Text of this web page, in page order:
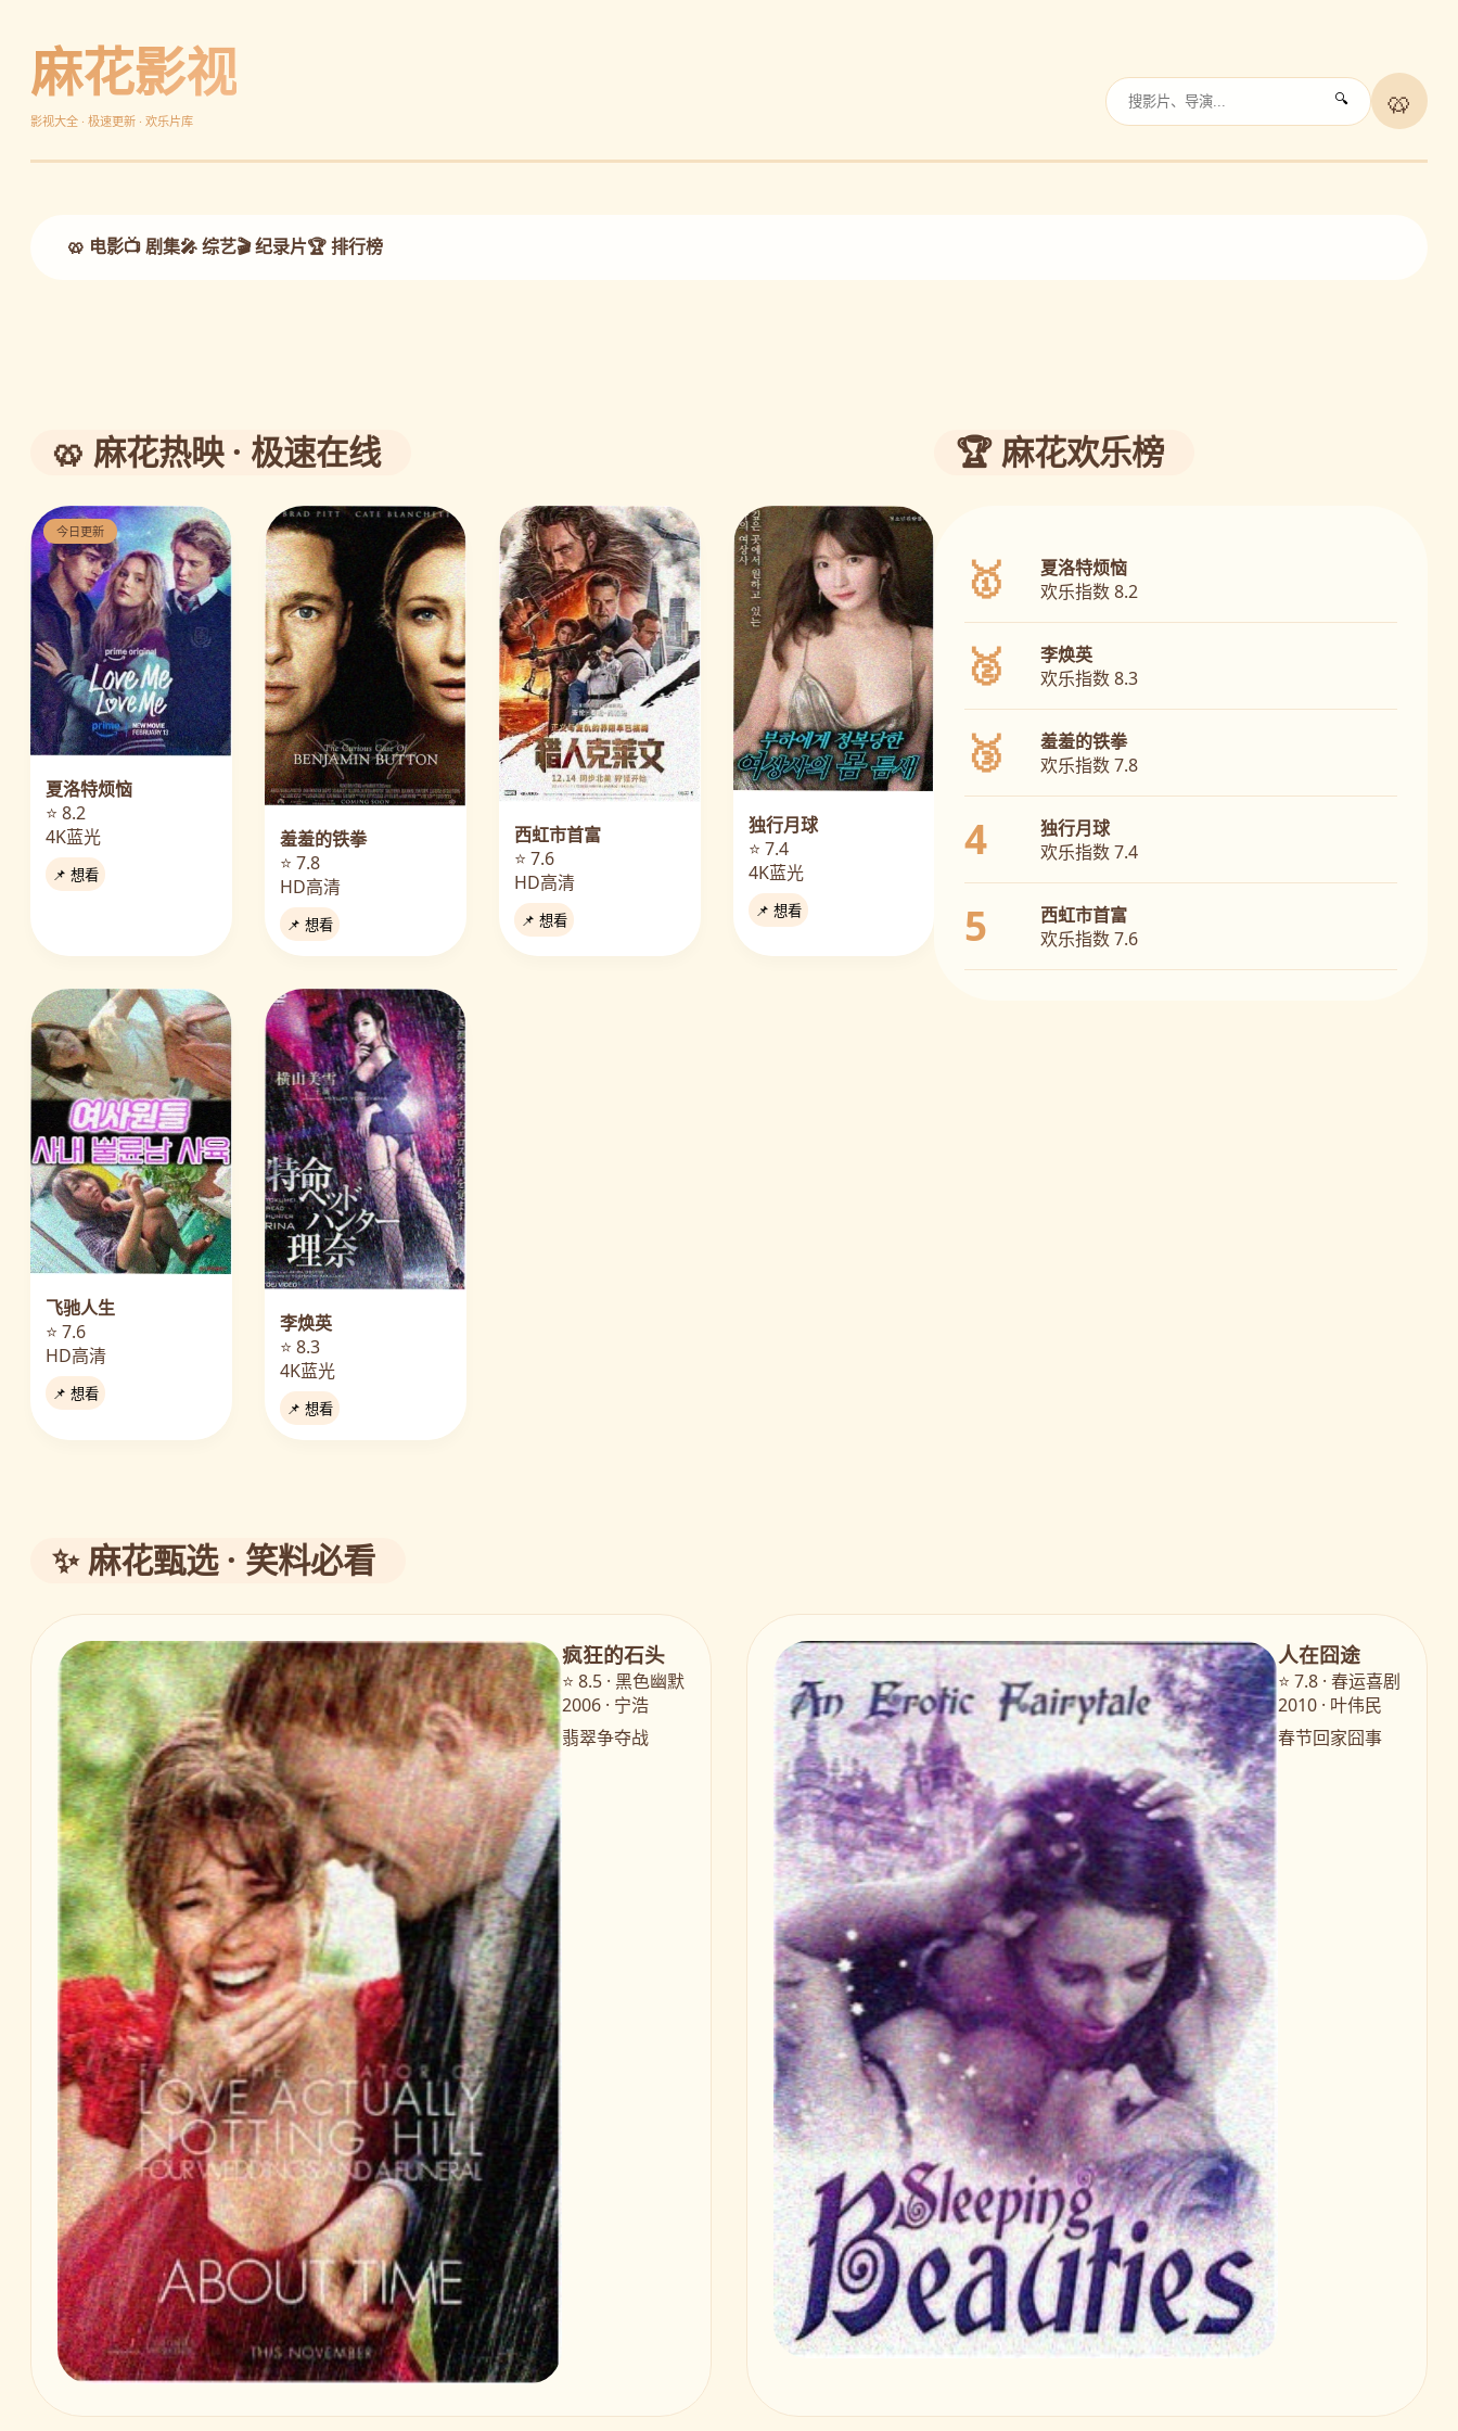
麻花影视
影视大全 · 极速更新 · 欢乐片库
🔍 🥨
🥨 电影📺 剧集🎤 综艺🎬 纪录片🏆 排行榜
月球独居 搞笑求生
🥨 麻花热映 · 极速在线
今日更新
夏洛特烦恼
⭐ 8.2
4K蓝光
📌 想看
羞羞的铁拳
⭐ 7.8
HD高清
📌 想看
西虹市首富
⭐ 7.6
HD高清
📌 想看
独行月球
⭐ 7.4
4K蓝光
📌 想看
飞驰人生
⭐ 7.6
HD高清
📌 想看
李焕英
⭐ 8.3
4K蓝光
📌 想看
🏆 麻花欢乐榜
🥇
夏洛特烦恼
欢乐指数 8.2
🥈
李焕英
欢乐指数 8.3
🥉
羞羞的铁拳
欢乐指数 7.8
4
独行月球
欢乐指数 7.4
5
西虹市首富
欢乐指数 7.6
✨ 麻花甄选 · 笑料必看
疯狂的石头
⭐ 8.5 · 黑色幽默
2006 · 宁浩
翡翠争夺战
人在囧途
⭐ 7.8 · 春运喜剧
2010 · 叶伟民
春节回家囧事